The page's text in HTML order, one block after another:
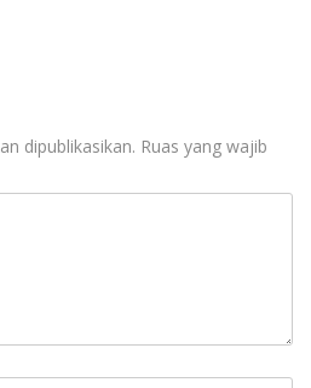
dipublikasikan. Ruas yang wajib